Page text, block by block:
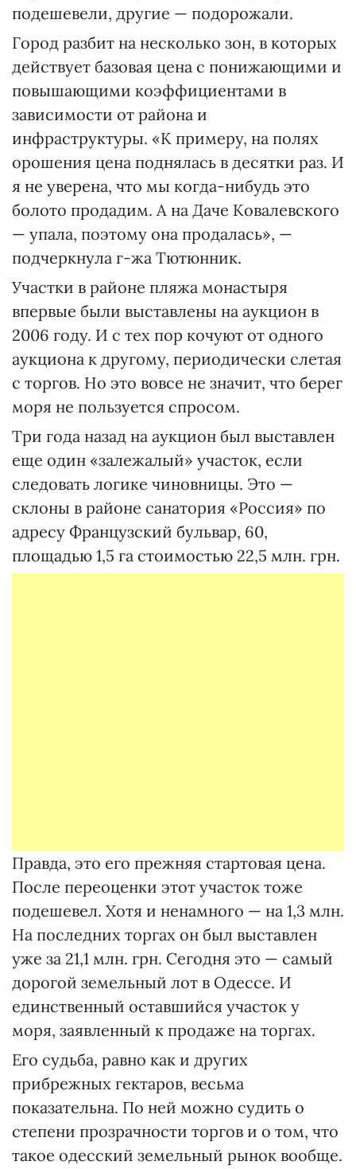
подешевели, другие — подорожали.
Город разбит на несколько зон, в которых
действует базовая цена с понижающими и
повышающими коэффициентами в
зависимости от района и
инфраструктуры. «К примеру, на полях
орошения цена поднялась в десятки раз. И
я не уверена, что мы когда-нибудь это
болото продадим. А на Даче Ковалевского
— упала, поэтому она продалась», —
подчеркнула г-жа Тютюнник.
Участки в районе пляжа монастыря
впервые были выставлены на аукцион в
2006 году. И с тех пор кочуют от одного
аукциона к другому, периодически слетая
с торгов. Но это вовсе не значит, что берег
моря не пользуется спросом.
Три года назад на аукцион был выставлен
еще один «залежалый» участок, если
следовать логике чиновницы. Это —
склоны в районе санатория «Россия» по
адресу Французский бульвар, 60,
площадью 1,5 га стоимостью 22,5 млн. грн.
Правда, это его прежняя стартовая цена.
После переоценки этот участок тоже
подешевел. Хотя и ненамного — на 1,3 млн.
На последних торгах он был выставлен
уже за 21,1 млн. грн. Сегодня это — самый
дорогой земельный лот в Одессе. И
единственный оставшийся участок у
моря, заявленный к продаже на торгах.
Его судьба, равно как и других
прибрежных гектаров, весьма
показательна. По ней можно судить о
степени прозрачности торгов и о том, что
такое одесский земельный рынок вообще.